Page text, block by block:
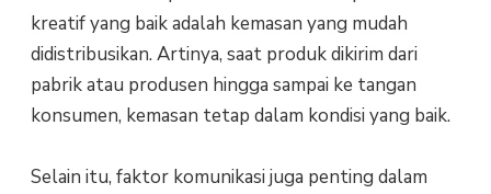
kreatif yang baik adalah kemasan yang mudah
didistribusikan. Artinya, saat produk dikirim dari
pabrik atau produsen hingga sampai ke tangan
konsumen, kemasan tetap dalam kondisi yang baik.
Selain itu, faktor komunikasi juga penting dalam